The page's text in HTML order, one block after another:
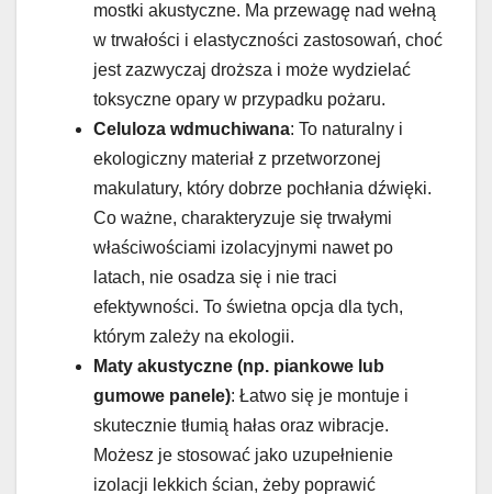
mostki akustyczne. Ma przewagę nad wełną
w trwałości i elastyczności zastosowań, choć
jest zazwyczaj droższa i może wydzielać
toksyczne opary w przypadku pożaru.
Celuloza wdmuchiwana: To naturalny i
ekologiczny materiał z przetworzonej
makulatury, który dobrze pochłania dźwięki.
Co ważne, charakteryzuje się trwałymi
właściwościami izolacyjnymi nawet po
latach, nie osadza się i nie traci
efektywności. To świetna opcja dla tych,
którym zależy na ekologii.
Maty akustyczne (np. piankowe lub
gumowe panele): Łatwo się je montuje i
skutecznie tłumią hałas oraz wibracje.
Możesz je stosować jako uzupełnienie
izolacji lekkich ścian, żeby poprawić